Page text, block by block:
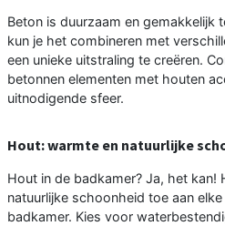
Beton is duurzaam en gemakkelijk
kun je het combineren met
een unieke uitstraling te creëren.
betonnen elementen met houten
uitnodigende sfeer.
Hout: warmte en natuurlijke
Hout in de badkamer? Ja, het kan!
natuurlijke schoonheid toe aan
badkamer. Kies voor